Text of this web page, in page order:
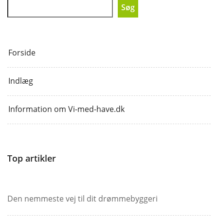
Søg
Forside
Indlæg
Information om Vi-med-have.dk
Top artikler
Den nemmeste vej til dit drømmebyggeri